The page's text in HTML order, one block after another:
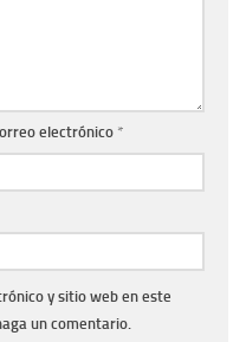
electrónico *
y sitio web en este
un comentario.